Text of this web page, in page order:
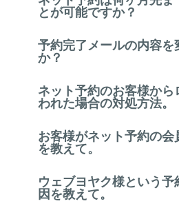
とが可能ですか？
予約完了メールの内容
か？
ネット予約のお客様か
われた場合の対処方法。
お客様がネット予約の会
を教えて。
ウェブヨヤク様という
因を教えて。